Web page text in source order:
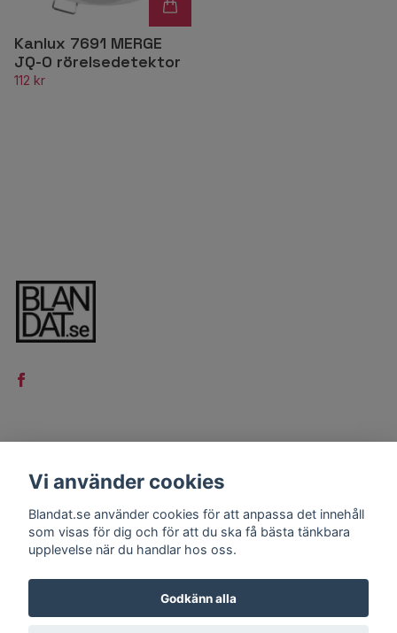
Kanlux 7691 MERGE
JQ-O rörelsedetektor
112 kr
Kontakt
Köpvillkor
Vi använder cookies
Blandat.se använder cookies för att anpassa det innehåll
som visas för dig och för att du ska få bästa tänkbara
upplevelse när du handlar hos oss.
Godkänn alla